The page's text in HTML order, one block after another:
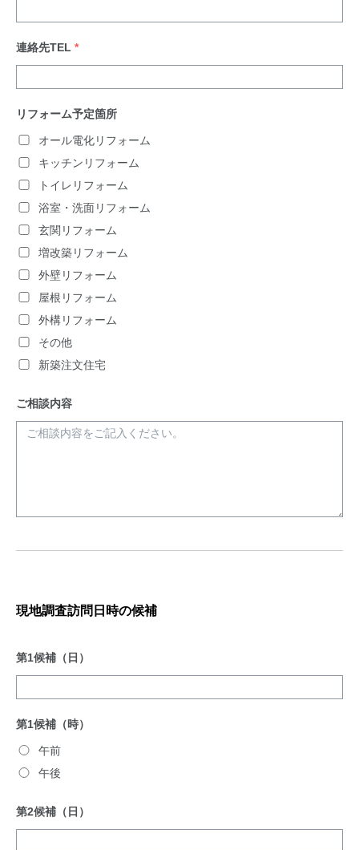
連絡先TEL *
リフォーム予定箇所
オール電化リフォーム
キッチンリフォーム
トイレリフォーム
浴室・洗面リフォーム
玄関リフォーム
増改築リフォーム
外壁リフォーム
屋根リフォーム
外構リフォーム
その他
新築注文住宅
ご相談内容
現地調査訪問日時の候補
第1候補（日）
第1候補（時）
午前
午後
第2候補（日）